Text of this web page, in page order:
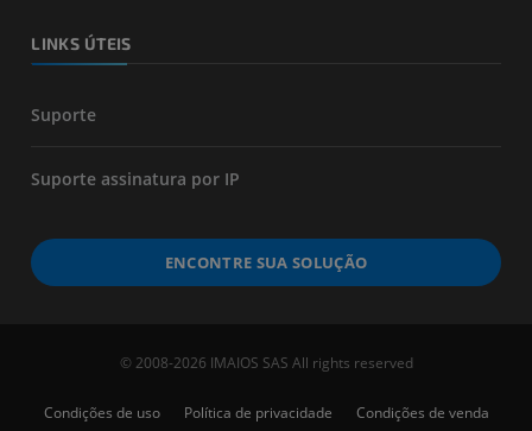
LINKS ÚTEIS
Suporte
Suporte assinatura por IP
ENCONTRE SUA SOLUÇÃO
© 2008-2026 IMAIOS SAS All rights reserved
Condições de uso Política de privacidade Condições de venda